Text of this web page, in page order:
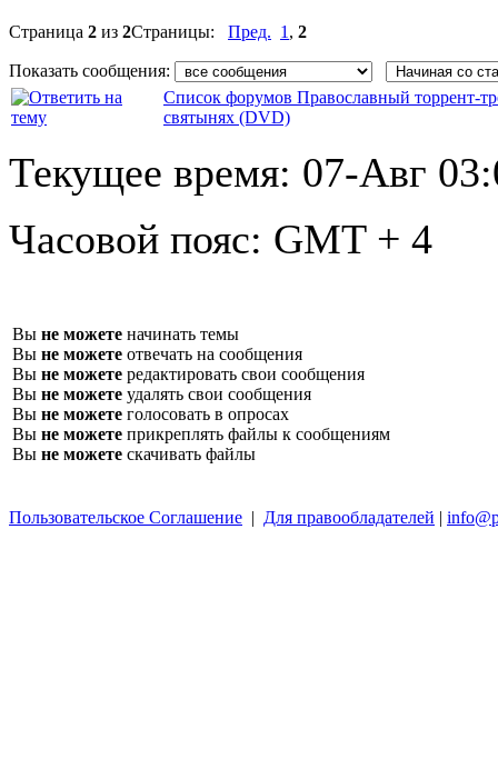
Страница 2 из 2Страницы: Пред. 1 , 2
Показать сообщения:
Список форумов Православный торрент-
святынях (DVD)
Текущее время: 07-Авг
Часовой пояс: GMT + 4
Вы не можете начинать темы
Вы не можете отвечать на сообщения
Вы не можете редактировать свои сообщения
Вы не можете удалять свои сообщения
Вы не можете голосовать в опросах
Вы не можете прикреплять файлы к сообщениям
Вы не можете скачивать файлы
Пользовательское Соглашение | Для правообладателей |